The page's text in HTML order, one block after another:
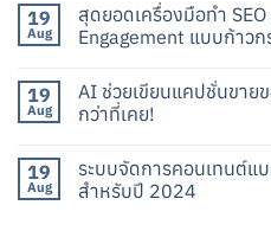
19
Aug
สุดยอดเครื่องมือทำ
Engagement แบบก้าวก
19
Aug
AI ช่วยเขียนแคปชั่นขาย
กว่าที่เคย!
19
Aug
ระบบจัดการคอนเทนต์
สำหรับปี 2024